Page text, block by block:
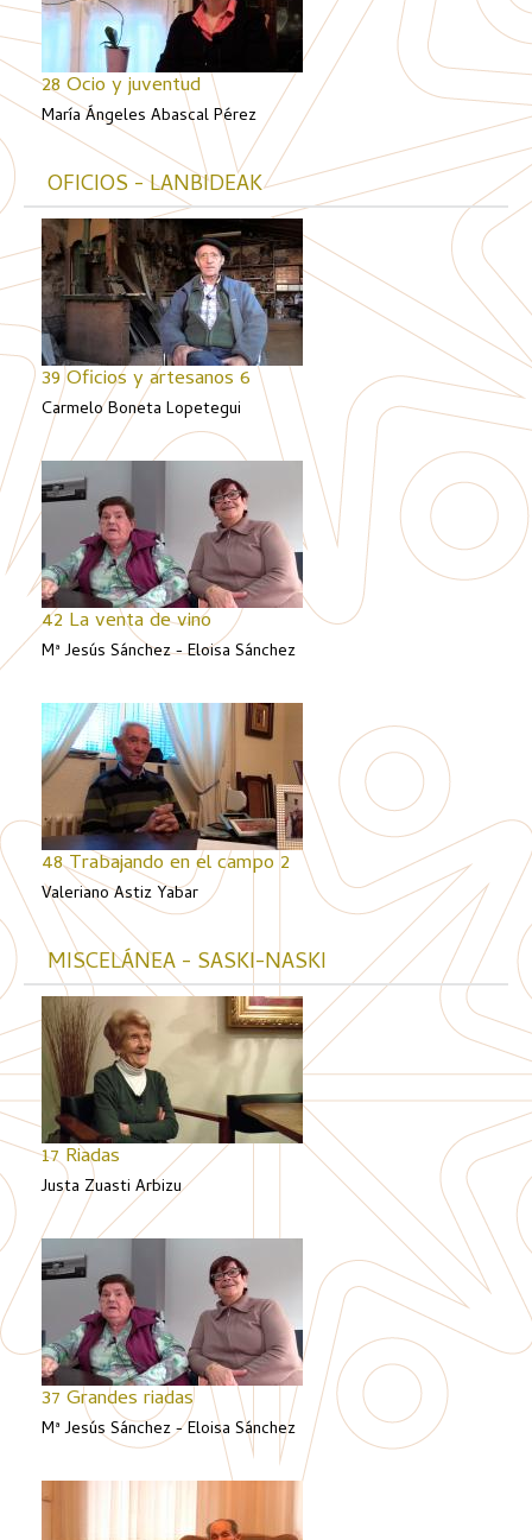
28 Ocio y juventud
María Ángeles Abascal Pérez
OFICIOS - LANBIDEAK
39 Oficios y artesanos 6
Carmelo Boneta Lopetegui
42 La venta de vino
Mª Jesús Sánchez - Eloisa Sánchez
48 Trabajando en el campo 2
Valeriano Astiz Yabar
MISCELÁNEA - SASKI-NASKI
17 Riadas
Justa Zuasti Arbizu
37 Grandes riadas
Mª Jesús Sánchez - Eloisa Sánchez